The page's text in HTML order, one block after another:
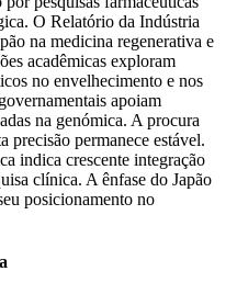
O Relatório da Indústria
na medicina regenerativa e
acadêmicas exploram
no envelhecimento e nos
apoiam
na genómica. A procura
precisão permanece estável.
indica crescente integração
clínica. A ênfase do Japão
posicionamento no